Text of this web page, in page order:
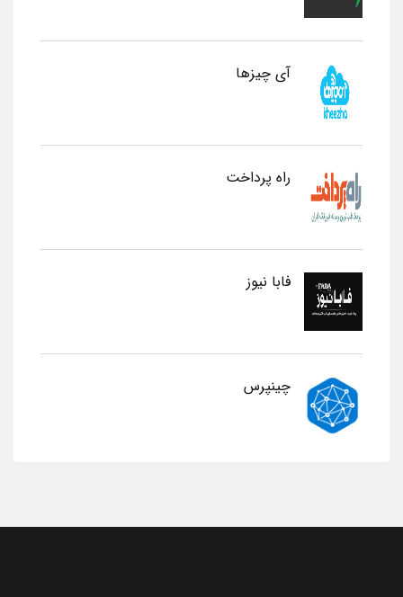
آی چیزها
راه پرداخت
فابا نیوز
چینپرس